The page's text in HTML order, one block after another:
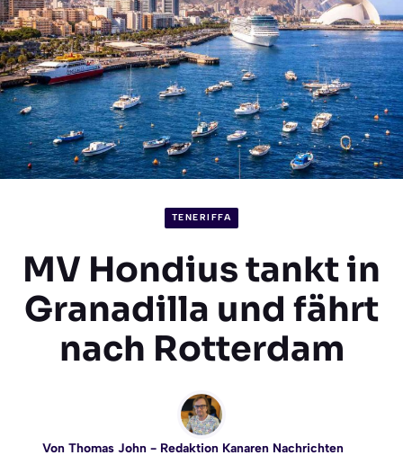
TENERIFFA
MV Hondius tankt in
Granadilla und fährt
nach Rotterdam
Von Thomas John- Redaktion Kanaren Nachrichten